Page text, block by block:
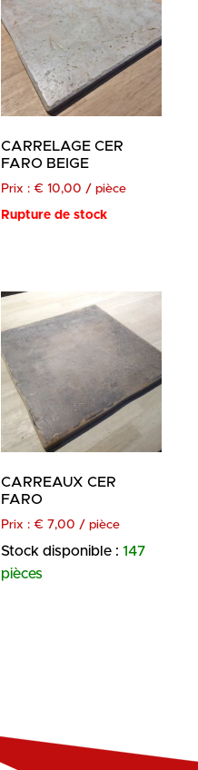
CARRELAGE CER
FARO BEIGE
Prix : € 10,00 / pièce
Rupture de stock
CARREAUX CER
FARO
Prix : € 7,00 / pièce
Stock disponible : 147
pièces